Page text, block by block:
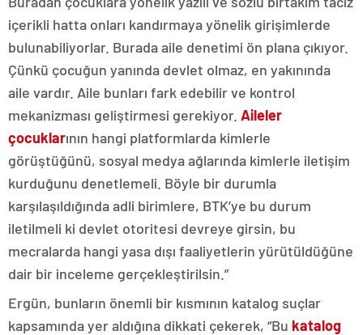
içerikli hatta onları kandırmaya yönelik girişimlerde
bulunabiliyorlar. Burada aile denetimi ön plana çıkıyor.
Çünkü çocuğun yanında devlet olmaz, en yakınında
aile vardır. Aile bunları fark edebilir ve kontrol
mekanizması geliştirmesi gerekiyor. Aileler
çocuklarının hangi platformlarda kimlerle
görüştüğünü, sosyal medya ağlarında kimlerle iletişim
kurduğunu denetlemeli. Böyle bir durumla
karşılaşıldığında adli birimlere, BTK’ye bu durum
iletilmeli ki devlet otoritesi devreye girsin, bu
mecralarda hangi yasa dışı faaliyetlerin yürütüldüğüne
dair bir inceleme gerçekleştirilsin.”
Ergün, bunların önemli bir kısmının katalog suçlar
kapsamında yer aldığına dikkati çekerek, “Bu katalog